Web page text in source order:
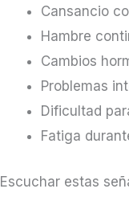
Cansancio
Hambre
Cambios
Problemas
Dificultad
Fatiga
Escuchar estas